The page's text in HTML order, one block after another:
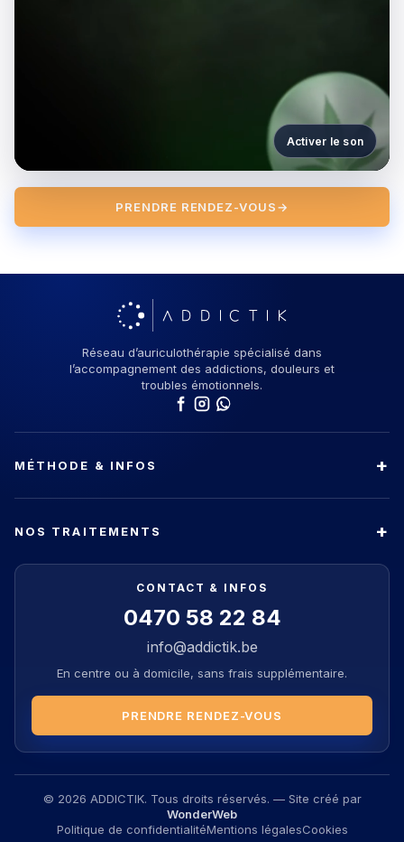
Activer le son
PRENDRE RENDEZ-VOUS→
Réseau d’auriculothérapie spécialisé dans
l’accompagnement des addictions, douleurs et
troubles émotionnels.
MÉTHODE & INFOS
NOS TRAITEMENTS
CONTACT & INFOS
0470 58 22 84
info@addictik.be
En centre ou à domicile, sans frais supplémentaire.
PRENDRE RENDEZ-VOUS
© 2026 ADDICTIK. Tous droits réservés. — Site créé par
WonderWeb
Politique de confidentialitéMentions légalesCookies